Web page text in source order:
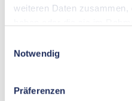
weiteren Daten zusammen,
Notwendig
Präferenzen
Querschnitte • für Linkshänder